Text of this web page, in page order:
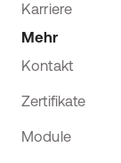
Karriere
Mehr
Kontakt
Zertifikate
Module